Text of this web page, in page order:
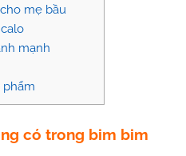
mẹ bầu
mạnh
phẩm
có trong bim bim